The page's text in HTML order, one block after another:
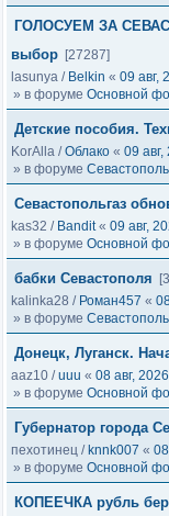
ГОЛОСУЕМ ЗА
выбор [27287]
lasunya / Belkin « 09 авг,
» в форуме Основной
Детские пособия.
KorAlla /Облако « 09
» в форуме
Севастопольгаз
kas32 / Bandit« 09 авг,
» в форуме Основной
бабки Севастополя
kalinka28 / Роман457 «
» в форуме
Донецк, Луганск.
aaz10 /uuu « 08 авг,
» в форуме Основной
Губернатор города
пехотинец / knnk007 «
» в форуме Основной
КОПЕЕЧКА рубль